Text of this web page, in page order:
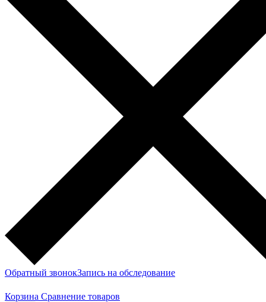
Обратный звонокЗапись на обследование
Корзина Сравнение товаров